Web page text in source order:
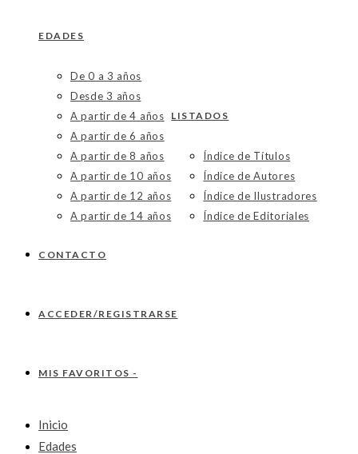
EDADES
De 0 a 3 años
Desde 3 años
A partir de 4 años
A partir de 6 años
A partir de 8 años
A partir de 10 años
A partir de 12 años
A partir de 14 años
LISTADOS
Índice de Títulos
Índice de Autores
Índice de Ilustradores
Índice de Editoriales
CONTACTO
ACCEDER/REGISTRARSE
MIS FAVORITOS -
Inicio
Edades